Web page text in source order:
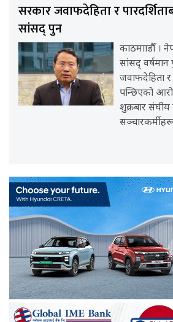
सरकार जवाफदेहिता र
सांसद् पुन
काठमााडौँ ।
सांसद्
जवाफदेहिता र
पन्छिएको
शुक्रबार